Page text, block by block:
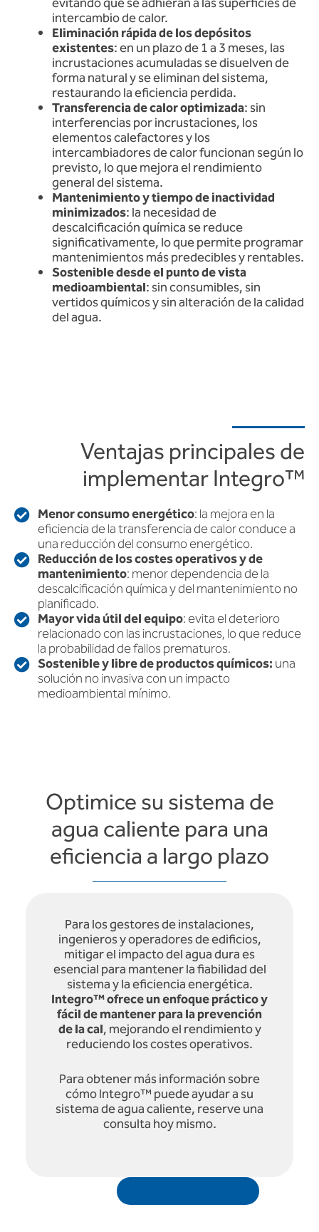
intercambio de calor.
Eliminación rápida de los depósitos
existentes: en un plazo de 1 a 3 meses, las
incrustaciones acumuladas se disuelven de
forma natural y se eliminan del sistema,
restaurando la eficiencia perdida.
Transferencia de calor optimizada: sin
interferencias por incrustaciones, los
elementos calefactores y los
intercambiadores de calor funcionan según lo
previsto, lo que mejora el rendimiento
general del sistema.
Mantenimiento y tiempo de inactividad
minimizados: la necesidad de
descalcificación química se reduce
significativamente, lo que permite programar
mantenimientos más predecibles y rentables.
Sostenible desde el punto de vista
medioambiental: sin consumibles, sin
vertidos químicos y sin alteración de la calidad
del agua.
Ventajas principales de
implementar Integro™
Menor consumo energético: la mejora en la
eficiencia de la transferencia de calor conduce a
una reducción del consumo energético.
Reducción de los costes operativos y de
mantenimiento: menor dependencia de la
descalcificación química y del mantenimiento no
planificado.
Mayor vida útil del equipo: evita el deterioro
relacionado con las incrustaciones, lo que reduce
la probabilidad de fallos prematuros.
Sostenible y libre de productos químicos:una
solución no invasiva con un impacto
medioambiental mínimo.
Optimice su sistema de
agua caliente para una
eficiencia a largo plazo
Para los gestores de instalaciones,
ingenieros y operadores de edificios,
mitigar el impacto del agua dura es
esencial para mantener la fiabilidad del
sistema y la eficiencia energética.
Integro™ ofrece un enfoque práctico y
fácil de mantener para la prevención
de la cal, mejorando el rendimiento y
reduciendo los costes operativos.
Para obtener más información sobre
cómo Integro™ puede ayudar a su
sistema de agua caliente, reserve una
consulta hoy mismo.